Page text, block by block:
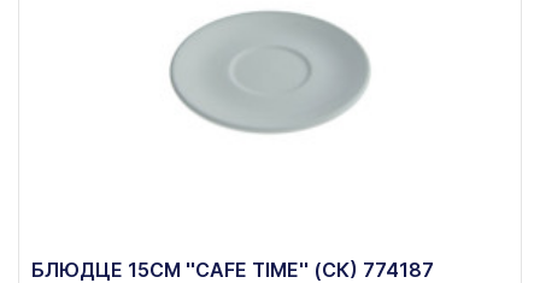
БЛЮДЦЕ 15СМ ''СAFE TIME'' (СК) 774187